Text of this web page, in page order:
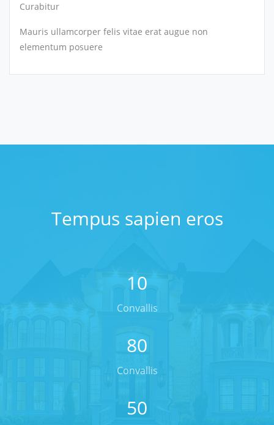
Curabitur
Mauris ullamcorper felis vitae erat augue non
elementum posuere
Tempus sapien eros
10
Convallis
80
Convallis
50